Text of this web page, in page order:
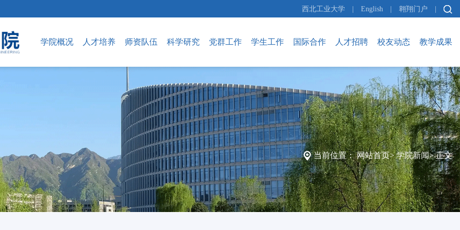
西北工业大学 English 翱翔门户
学院概况 人才培养 师资队伍 科学研究 党群工作 学生工作 国际合作 人才招聘 校友动态 教学成果
当前位置： 网站首页> 学院新闻> 正文